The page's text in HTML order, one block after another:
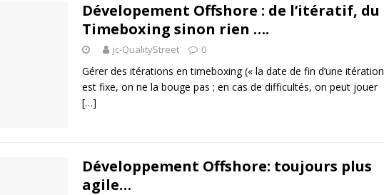
Dévelopement Offshore : de l’itératif, du
Timeboxing sinon rien ….
jc-QualityStreet 0
Gérer des itérations en timeboxing (« la date de fin d’une itération
est fixe, on ne la bouge pas ; en cas de difficultés, on peut jouer
[…]
Développement Offshore: toujours plus
agile…